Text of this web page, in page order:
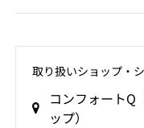
取り扱いショップ‧
コンフォートQ
ップ）